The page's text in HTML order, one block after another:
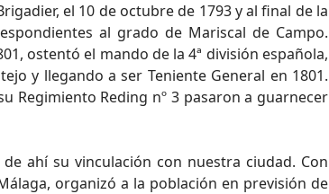
el 10 de octubre de 1793 y al final de la
al grado de Mariscal de Campo.
ostentó el mando de la 4ª división española,
y llegando a ser Teniente General en 1801.
Regimiento Reding nº 3 pasaron a guarnecer
ahí su vinculación con nuestra ciudad. Con
organizó a la población en previsión de